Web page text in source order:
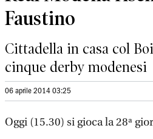
Faustino
Cittadella in casa col
cinque derby modenesi
06 aprile 2014 03:25
Oggi (15.30) si gioca la 28ª